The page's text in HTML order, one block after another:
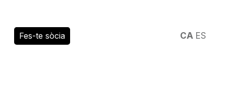
Fes-te sòcia CA ES